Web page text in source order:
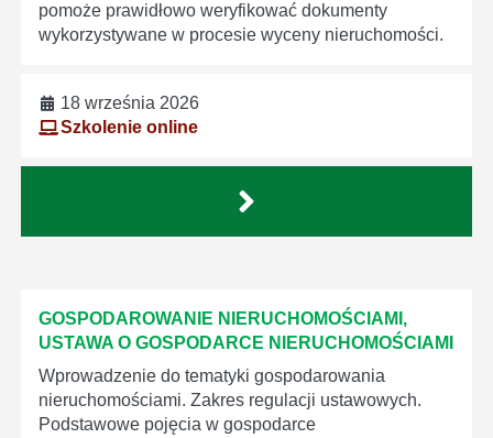
pomoże prawidłowo weryfikować dokumenty
wykorzystywane w procesie wyceny nieruchomości.
18 września 2026
Szkolenie online
GOSPODAROWANIE NIERUCHOMOŚCIAMI,
USTAWA O GOSPODARCE NIERUCHOMOŚCIAMI
Wprowadzenie do tematyki gospodarowania
nieruchomościami. Zakres regulacji ustawowych.
Podstawowe pojęcia w gospodarce